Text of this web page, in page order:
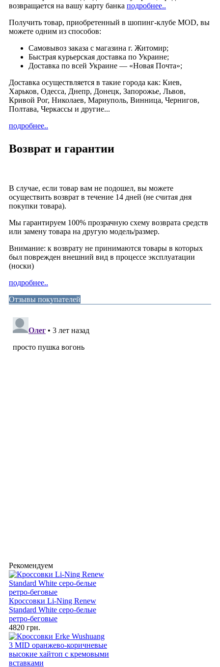
возвращается на вашу карту банка подробнее..
Получить товар, приобретенный в шопинг-клубе MOD, вы
можете одним из способов:
Cамовывоз заказа с магазина г. Житомир;
Быстрая курьерская доставка по Украине;
Доставка по всей Украине — «Новая Почта»;
Доставка осуществляется в такие города как: Киев,
Харьков, Одесса, Днепр, Донецк, Запорожье, Львов,
Кривой Рог, Николаев, Мариуполь, Винница, Чернигов,
Полтава, Черкассы и другие...
подробнее..
Возврат и гарантии
В случае, если товар вам не подошел, вы можете
осуществить возврат в течение 14 дней (не считая дня
покупки товара).
Мы гарантируем 100% прозрачную схему возврата средств
или замену товара на другую модель/размер.
Внимание: к возврату не принимаются товары в которых
был поврежден внешний вид в процессе эксплуатации
(носки)
подробнее..
Отзывы покупателей
Рекомендуем
Кроссовки Li-Ning Renew
Standard White серо-белые
ретро-беговые
4820 грн.